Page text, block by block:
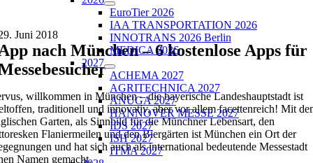
EuroTier 2026
IAA TRANSPORTATION 2026
INNOTRANS 2026 Berlin
MEDICA 2026
2027
ACHEMA 2027
AGRITECHNICA 2027
ANUGA 2027
HANNOVER MESSE 2027
IDS 2027
ISH 2027
ITMA 2027
Juni 2018
nach München – 6 kostenlose Apps für
willkommen in München – die bayerische Landeshauptstadt ist
traditionell und innovativ, aber vor allem facettenreich! Mit
Garten, als Sinnbild für die Münchner Lebensart, den
Flaniermeilen und den Biergärten ist München ein Ort der
und hat sich auch als international bedeutende Messestadt
Namen gemacht.